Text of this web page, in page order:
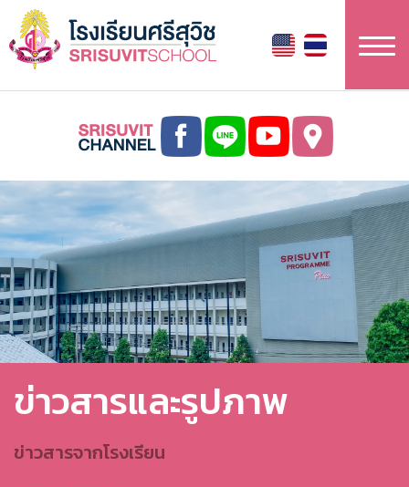
ยัง
เนื้อหา
ข่าวสารและรูปภาพ
ข่าวสารจากโรงเรียน